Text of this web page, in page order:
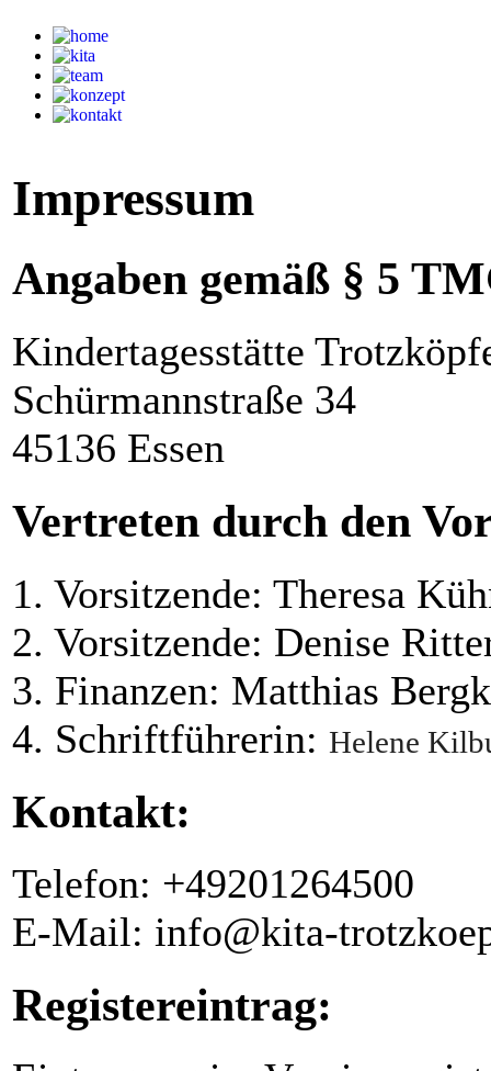
Impressum
Angaben gemäß § 5
Kindertagesstätte
Schürmannstraße 34
45136 Essen
Vertreten durch den
1. Vorsitzende: Theresa
2. Vorsitzende: Denise
3. Finanzen: Matthias
4. Schriftführerin: Helene
Kontakt:
Telefon: +49201264500
E-Mail: info@kita-
Registereintrag: